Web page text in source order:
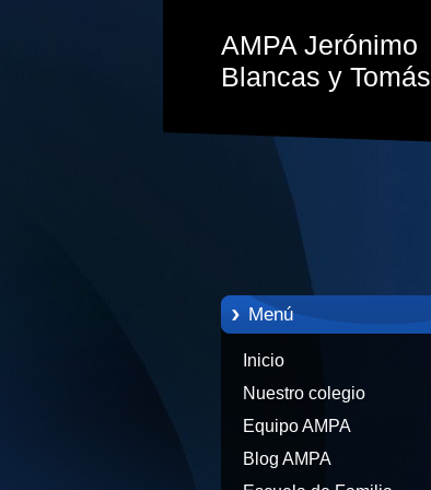
AMPA Jerónimo
Blancas y Tomás
Menú
Inicio
Nuestro colegio
Equipo AMPA
Blog AMPA